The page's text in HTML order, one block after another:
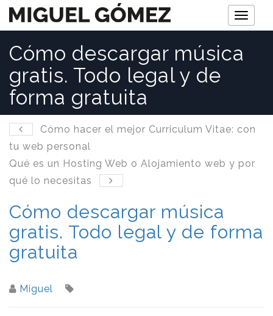
M
n
Cómo descargar música
gratis. Todo legal y de
forma gratuita
Cómo hacer el mejor Curriculum Vitae: con
tu web personal
Qué es un Hosting Web o Alojamiento web y por
qué lo necesitas
Cómo descargar música
gratis. Todo legal y de forma
gratuita
Miguel